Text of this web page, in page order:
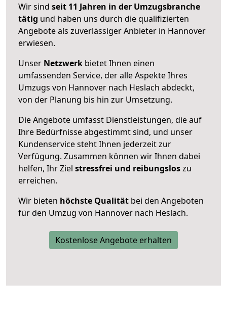
Wir sind seit 11 Jahren in der Umzugsbranche
tätig und haben uns durch die qualifizierten
Angebote als zuverlässiger Anbieter in Hannover
erwiesen.
Unser Netzwerk bietet Ihnen einen
umfassenden Service, der alle Aspekte Ihres
Umzugs von Hannover nach Heslach abdeckt,
von der Planung bis hin zur Umsetzung.
Die Angebote umfasst Dienstleistungen, die auf
Ihre Bedürfnisse abgestimmt sind, und unser
Kundenservice steht Ihnen jederzeit zur
Verfügung. Zusammen können wir Ihnen dabei
helfen, Ihr Ziel stressfrei und reibungsloszu
erreichen.
Wir bieten höchste Qualität bei den Angeboten
für den Umzug von Hannover nach Heslach.
Kostenlose Angebote erhalten